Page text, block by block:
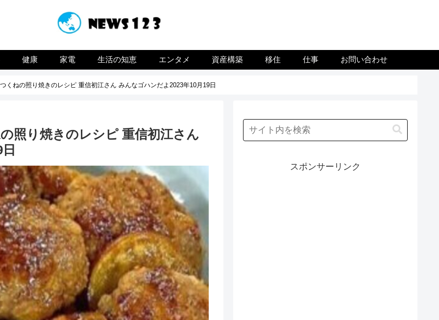
健康 家電 生活の知恵 エンタメ 資産構築 移住 仕事 お問い合わせ
くねの照り焼きのレシピ 重信初江さん みんなゴハンだよ2023年10月19日
照り焼きのレシピ 重信初江さん
スポンサーリンク